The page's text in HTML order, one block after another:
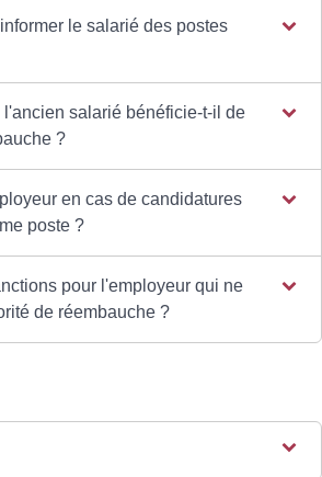
le salarié des postes
salarié bénéficie-t-il de
?
en cas de candidatures
poste ?
pour l'employeur qui ne
de réembauche ?